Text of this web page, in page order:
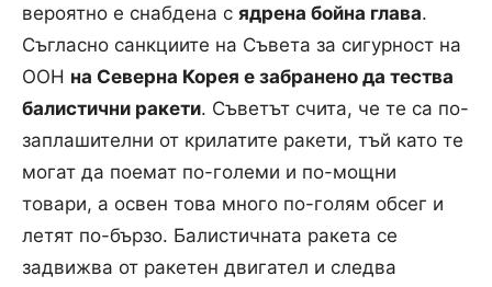
вероятно е снабдена с ядрена бойна глава.
Съгласно санкциите на Съвета за сигурност на
ООН на Северна Корея е забранено да тества
балистични ракети. Съветът счита, че те са по-
заплашителни от крилатите ракети, тъй като те
могат да поемат по-големи и по-мощни
товари, а освен това много по-голям обсег и
летят по-бързо. Балистичната ракета се
задвижва от ракетен двигател и следва